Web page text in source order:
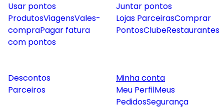
Usar pontos
ProdutosViagensVales-
compraPagar fatura
com pontos
Juntar pontos
Lojas ParceirasComprar
PontosClubeRestaurantes
Descontos
Parceiros
Minha conta
Meu PerfilMeus
PedidosSegurança